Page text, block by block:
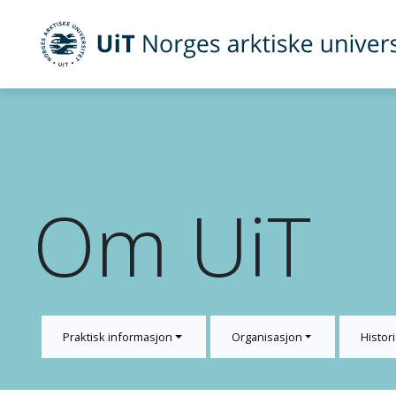
UiT Norges arktiske universitet
Om UiT
Praktisk informasjon Organisasjon